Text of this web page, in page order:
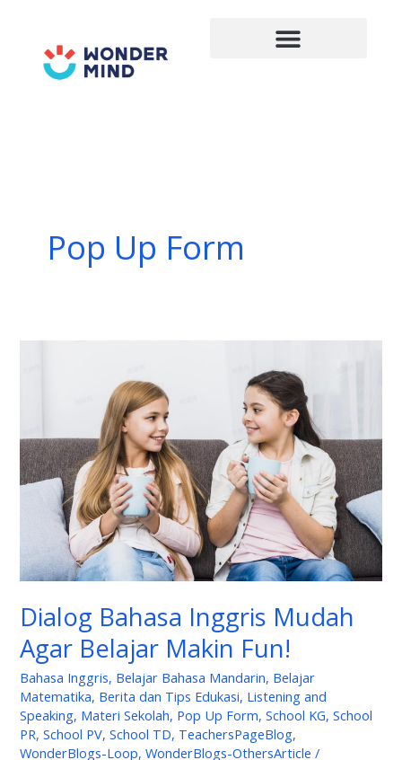
Pop Up Form
Dialog Bahasa Inggris Mudah
Agar Belajar Makin Fun!
Bahasa Inggris, Belajar Bahasa Mandarin, Belajar
Matematika, Berita dan Tips Edukasi, Listening and
Speaking, Materi Sekolah, Pop Up Form,School KG,School
PR,School PV,School TD, TeachersPageBlog,
WonderBlogs-Loop,WonderBlogs-OthersArticle /
Agar
Belajar